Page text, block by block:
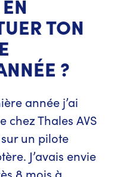
TON
?
année j’ai
chez Thales AVS
un pilote
J’avais envie
8 mois à